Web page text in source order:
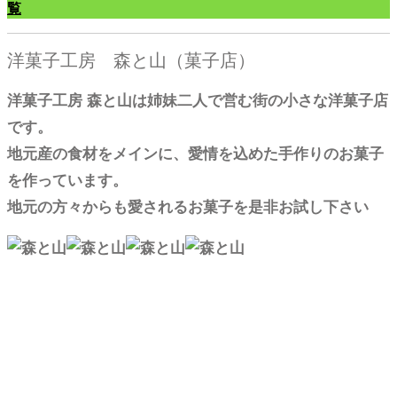
覧
洋菓子工房 森と山（菓子店）
洋菓子工房 森と山は姉妹二人で営む街の小さな洋菓子店
です。
地元産の食材をメインに、愛情を込めた手作りのお菓子
を作っています。
地元の方々からも愛されるお菓子を是非お試し下さい